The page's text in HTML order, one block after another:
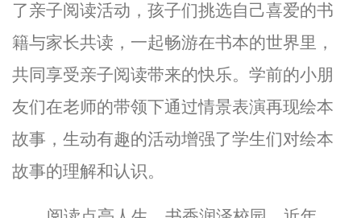
了亲子阅读活动，孩子们挑选自己喜爱的书
籍与家长共读，一起畅游在书本的世界里，
共同享受亲子阅读带来的快乐。学前的小朋
友们在老师的带领下通过情景表演再现绘本
故事，生动有趣的活动增强了学生们对绘本
故事的理解和认识。